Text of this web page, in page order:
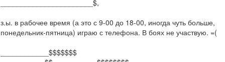
_______________________$,
з.ы. в рабочее время (а это с 9-00 до 18-00, иногда чуть больше,
понедельник-пятница) играю с телефона. В боях не участвую. =(
____________$$$$$$$